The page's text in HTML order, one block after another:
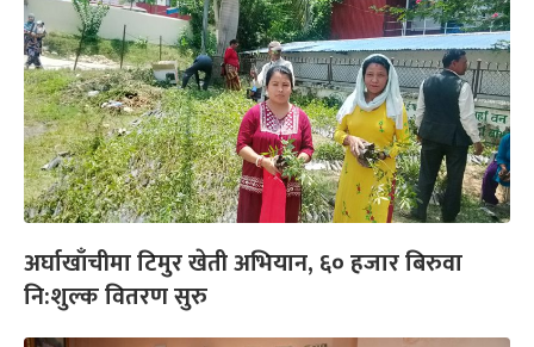
अर्घाखाँचीमा टिमुर खेती अभियान, ६० हजार बिरुवा
नि:शुल्क वितरण सुरु